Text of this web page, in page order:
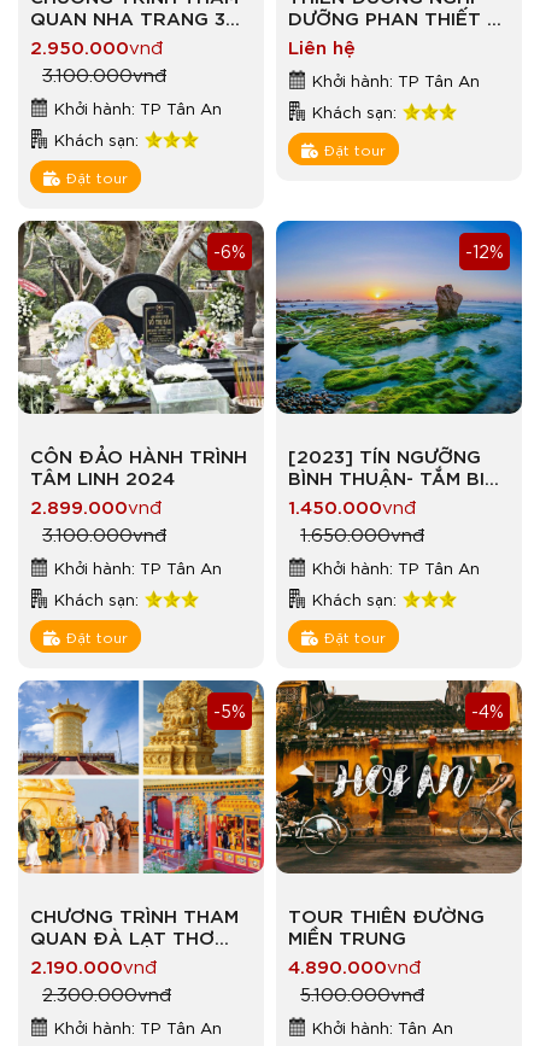
QUAN NHA TRANG 3
NGÀY 3 ĐÊM
2.950.000vnđ
3.100.000vnđ
Khởi hành: TP Tân An
Khách sạn:
Đặt tour
DƯỠNG PHAN THIẾT –
MŨI NÉ
Liên hệ
Khởi hành: TP Tân An
Khách sạn:
Đặt tour
CÔN ĐẢO HÀNH TRÌNH
TÂM LINH 2024
2.899.000vnđ
3.100.000vnđ
-6%
Khởi hành: TP Tân An
Khách sạn:
Đặt tour
[2023] TÍN NGƯỠNG
BÌNH THUẬN- TẮM BIỂN
PHAN THIẾT
1.450.000vnđ
1.650.000vnđ
-12%
Khởi hành: TP Tân An
Khách sạn:
Đặt tour
CHƯƠNG TRÌNH THAM
QUAN ĐÀ LẠT THƠ
MỘNG
2.190.000vnđ
2.300.000vnđ
-5%
Khởi hành: TP Tân An
TOUR THIÊN ĐƯỜNG
MIỀN TRUNG
4.890.000vnđ
5.100.000vnđ
-4%
Khởi hành: Tân An